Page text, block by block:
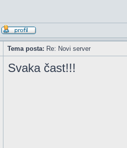
Tema posta: Re: Novi server
Svaka čast!!!